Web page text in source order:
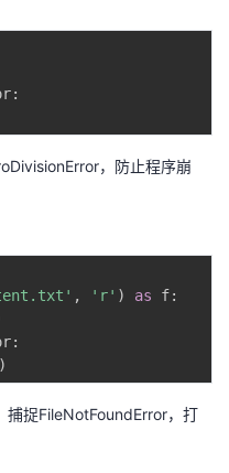
:
，防止程序崩
, 'r' ) as f:
:
)
捕捉FileNotFoundError，打